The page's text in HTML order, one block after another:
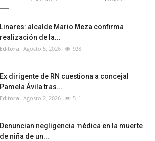
Linares: alcalde Mario Meza confirma
realización de la...
Editora Agosto 5, 2026 928
Ex dirigente de RN cuestiona a concejal
Pamela Ávila tras...
Editora Agosto 2, 2026 511
Denuncian negligencia médica en la muerte
de niña de un...